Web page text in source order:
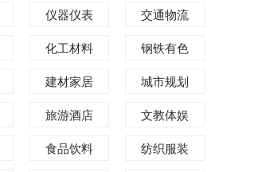
仪器仪表
交通物流
化工材料
钢铁有色
建材家居
城市规划
旅游酒店
文教体娱
食品饮料
纺织服装